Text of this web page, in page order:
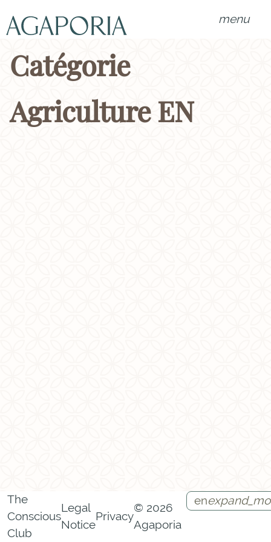
menu
Catégorie
Agriculture EN
Instagram
Facebook
Call
Contact
The
Conscious
Club
Legal
Notice
Privacy
© 2026
Agaporia
en